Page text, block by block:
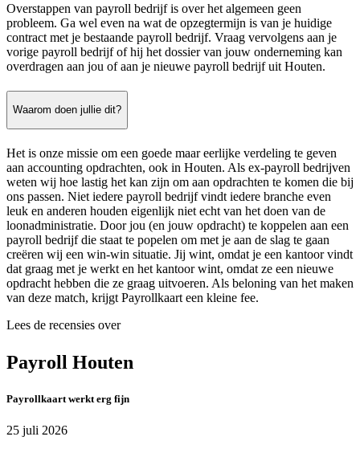
Overstappen van payroll bedrijf is over het algemeen geen
probleem. Ga wel even na wat de opzegtermijn is van je huidige
contract met je bestaande payroll bedrijf. Vraag vervolgens aan je
vorige payroll bedrijf of hij het dossier van jouw onderneming kan
overdragen aan jou of aan je nieuwe payroll bedrijf uit Houten.
Waarom doen jullie dit?
Het is onze missie om een goede maar eerlijke verdeling te geven
aan accounting opdrachten, ook in Houten. Als ex-payroll bedrijven
weten wij hoe lastig het kan zijn om aan opdrachten te komen die bij
ons passen. Niet iedere payroll bedrijf vindt iedere branche even
leuk en anderen houden eigenlijk niet echt van het doen van de
loonadministratie. Door jou (en jouw opdracht) te koppelen aan een
payroll bedrijf die staat te popelen om met je aan de slag te gaan
creëren wij een win-win situatie. Jij wint, omdat je een kantoor vindt
dat graag met je werkt en het kantoor wint, omdat ze een nieuwe
opdracht hebben die ze graag uitvoeren. Als beloning van het maken
van deze match, krijgt Payrollkaart een kleine fee.
Lees de recensies over
Payroll Houten
Payrollkaart werkt erg fijn
25 juli 2026